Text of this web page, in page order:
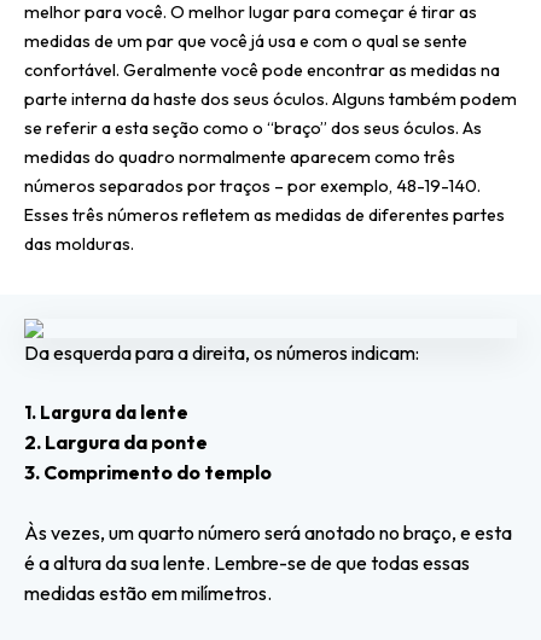
melhor para você. O melhor lugar para começar é tirar as
medidas de um par que você já usa e com o qual se sente
confortável. Geralmente você pode encontrar as medidas na
parte interna da haste dos seus óculos. Alguns também podem
se referir a esta seção como o “braço” dos seus óculos. As
medidas do quadro normalmente aparecem como três
números separados por traços – por exemplo, 48-19-140.
Esses três números refletem as medidas de diferentes partes
das molduras.
Da esquerda para a direita, os números indicam:
1. Largura da lente
2. Largura da ponte
3. Comprimento do templo
Às vezes, um quarto número será anotado no braço, e esta
é a altura da sua lente. Lembre-se de que todas essas
medidas estão em milímetros.